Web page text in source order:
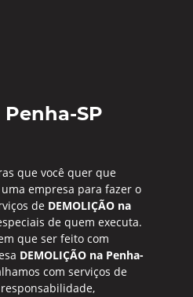
Penha-SP
que você quer que
empresa para fazer o
de DEMOLIÇÃO na
de quem executa.
que ser feito com
DEMOLIÇÃO na Penha-
com serviços de